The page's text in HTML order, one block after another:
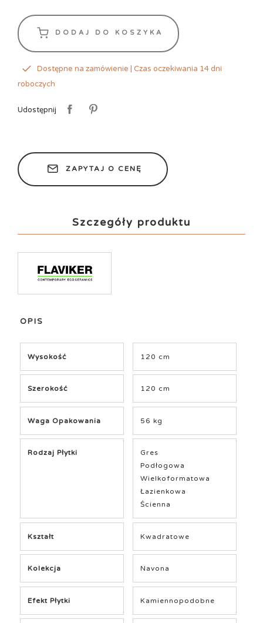
DODAJ DO KOSZYKA
Dostępne na zamówienie | Czas oczekiwania 14 dni
roboczych
Udostępnij
ZAPYTAJ O CENĘ
Szczegóły produktu
OPIS
Wysokość 120 cm
Szerokość 120 cm
Waga Opakowania 56 kg
Rodzaj Płytki
Gres
Podłogowa
Wielkoformatowa
Łazienkowa
Ścienna
Kształt Kwadratowe
Kolekcja Navona
Efekt Płytki Kamiennopodobne